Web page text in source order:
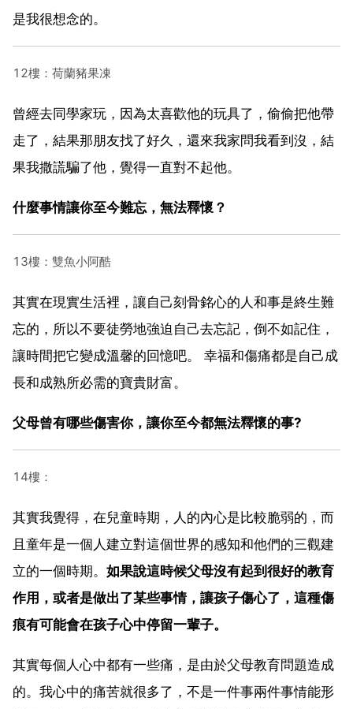
是我很想念的。
12樓：荷蘭豬果凍
曾經去同學家玩，因為太喜歡他的玩具了，偷偷把他帶
走了，結果那朋友找了好久，還來我家問我看到沒，結
果我撒謊騙了他，覺得一直對不起他。
什麼事情讓你至今難忘，無法釋懷？
13樓：雙魚小阿酷
其實在現實生活裡，讓自己刻骨銘心的人和事是終生難
忘的，所以不要徒勞地強迫自己去忘記，倒不如記住，
讓時間把它變成溫馨的回憶吧。 幸福和傷痛都是自己成
長和成熟所必需的寶貴財富。
父母曾有哪些傷害你，讓你至今都無法釋懷的事?
14樓：
其實我覺得，在兒童時期，人的內心是比較脆弱的，而
且童年是一個人建立對這個世界的感知和他們的三觀建
立的一個時期。 如果說這時候父母沒有起到很好的教育
作用，或者是做出了某些事情，讓孩子傷心了，這種傷
痕有可能會在孩子心中停留一輩子。
其實每個人心中都有一些痛，是由於父母教育問題造成
的。我心中的痛苦就很多了，不是一件事兩件事情能形